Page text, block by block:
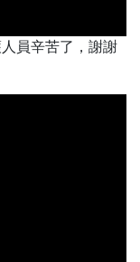
員辛苦了，謝謝